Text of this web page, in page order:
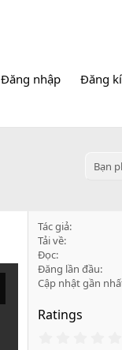
Đăng nhập Đăng kí
Bạn
Tác giả
Tải về
Đọc
Đăng lần đầu
Cập nhật gần
Ratings